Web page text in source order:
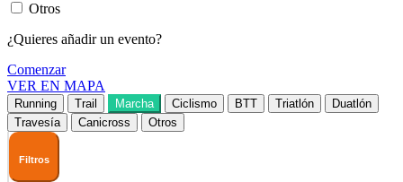
Otros
¿Quieres añadir un evento?
Comenzar
VER EN MAPA
Running Trail Marcha Ciclismo BTT Triatlón
Duatlón
Travesía
Canicross Otros
Filtros